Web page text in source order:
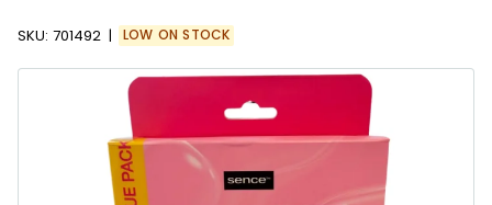
SKU: 701492 LOW ON STOCK